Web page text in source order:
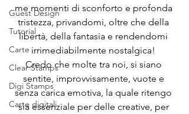
Guest Design
Tutorial
Carte
Clear Stamps
Digi Stamps
Carte digitali
me momenti di sconforto e profonda
tristezza, privandomi, oltre che della
libertà, della fantasia e rendendomi
irrimediabilmente nostalgica!
Credo che molte tra noi, si siano
sentite, improvvisamente, vuote e
senza carica emotiva, la quale ritengo
sia essenziale per delle creative, per